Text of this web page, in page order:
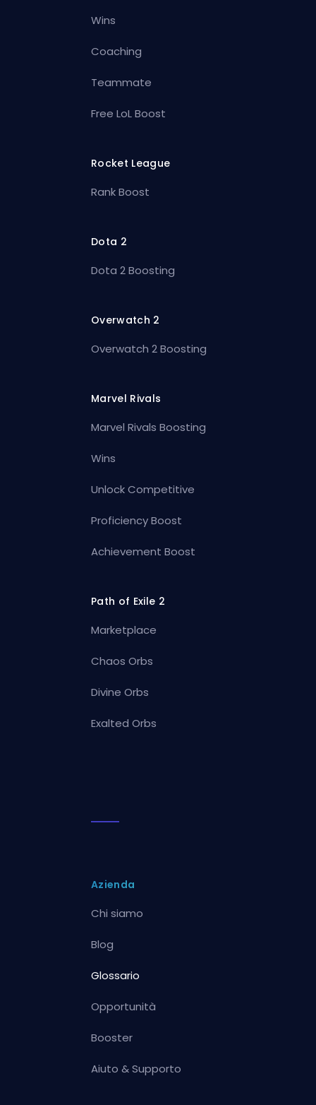
Wins
Coaching
Teammate
Free LoL Boost
Rocket League
Rank Boost
Dota 2
Dota 2 Boosting
Overwatch 2
Overwatch 2 Boosting
Marvel Rivals
Marvel Rivals Boosting
Wins
Unlock Competitive
Proficiency Boost
Achievement Boost
Path of Exile 2
Marketplace
Chaos Orbs
Divine Orbs
Exalted Orbs
Azienda
Chi siamo
Blog
Glossario
Opportunità
Booster
Aiuto & Supporto